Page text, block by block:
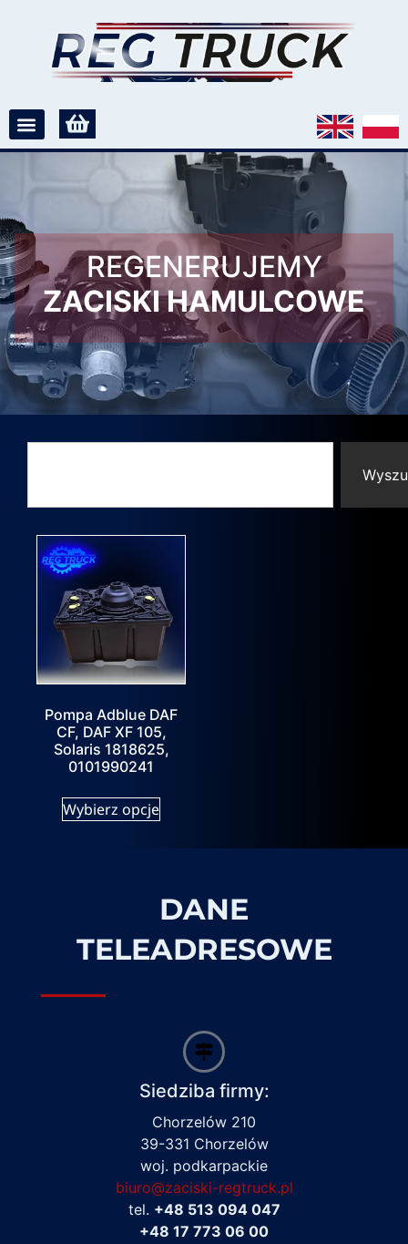
REGENERUJEMY
ZACISKI HAMULCOWE
Pompa Adblue DAF
CF, DAF XF 105,
Solaris 1818625,
0101990241
Wybierz opcje
DANE
TELEADRESOWE
Siedziba firmy:
Chorzelów 210
39-331 Chorzelów
woj. podkarpackie
biuro@zaciski-regtruck.pl
tel. +48 513 094 047
+48 17 773 06 00